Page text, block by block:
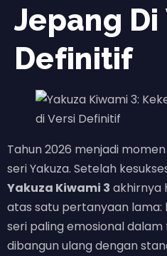
Jepang Di
Definitif
Tahun 2026 menjadi
seri Yakuza. Setelah
Yakuza Kiwami 3 akhirnya
atas satu pertanyaan lama:
seri paling emosional dalam
dibangun ulang dengan